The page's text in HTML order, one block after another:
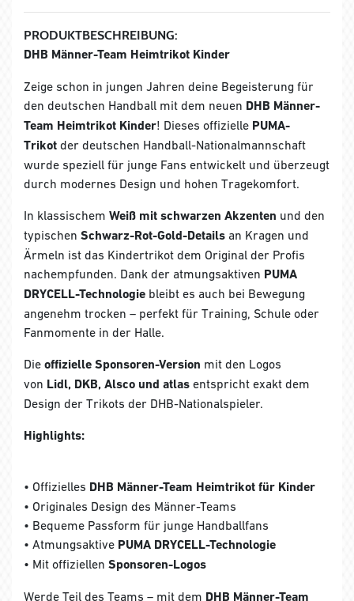
PRODUKTBESCHREIBUNG:
DHB Männer-Team Heimtrikot Kinder
Zeige schon in jungen Jahren deine Begeisterung für
den deutschen Handball mit dem neuen DHB Männer-
Team Heimtrikot Kinder! Dieses offizielle PUMA-
Trikot der deutschen Handball-Nationalmannschaft
wurde speziell für junge Fans entwickelt und überzeugt
durch modernes Design und hohen Tragekomfort.
In klassischem Weiß mit schwarzen Akzenten und den
typischen Schwarz-Rot-Gold-Details an Kragen und
Ärmeln ist das Kindertrikot dem Original der Profis
nachempfunden. Dank der atmungsaktiven PUMA
DRYCELL-Technologie bleibt es auch bei Bewegung
angenehm trocken – perfekt für Training, Schule oder
Fanmomente in der Halle.
Die offizielle Sponsoren-Version mit den Logos
von Lidl, DKB, Alsco und atlas entspricht exakt dem
Design der Trikots der DHB-Nationalspieler.
Highlights:
• Offizielles DHB Männer-Team Heimtrikot für Kinder
• Originales Design des Männer-Teams
• Bequeme Passform für junge Handballfans
• Atmungsaktive PUMA DRYCELL-Technologie
• Mit offiziellen Sponsoren-Logos
Werde Teil des Teams – mit dem DHB Männer-Team